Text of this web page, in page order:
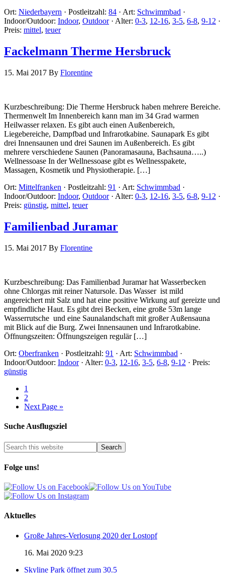
Ort: Niederbayern · Postleitzahl: 84 · Art: Schwimmbad ·
Indoor/Outdoor: Indoor, Outdoor· Alter: 0-3, 12-16, 3-5, 6-8, 9-12 ·
Preis: mittel, teuer
Fackelmann Therme Hersbruck
15. Mai 2017 By Florentine
Kurzbeschreibung: Die Therme Hersbruck haben mehrere Bereiche.
Thermenwelt Im Innenbereich kann man im 34 Grad warmen
Heilwasser relaxen. Es gibt auch einen Außenbereich,
Liegebereiche, Dampfbad und Infrarotkabine. Saunapark Es gibt
drei Innensaunen und drei Saunen im Außenbereich. Es gibt
mehrere verschiedene Saunen (Panoramasauna, Bachsauna…..)
Wellnessoase In der Wellnessoase gibt es Wellnesspakete,
Massagen, Kosmetik und Physiotherapie. […]
Ort: Mittelfranken · Postleitzahl: 91 · Art: Schwimmbad ·
Indoor/Outdoor: Indoor, Outdoor· Alter: 0-3, 12-16, 3-5, 6-8, 9-12 ·
Preis: günstig, mittel, teuer
Familienbad Juramar
15. Mai 2017 By Florentine
Kurzbeschreibung: Das Familienbad Juramar hat Wasserbecken
ohne Chlorgas mit reiner Natursole. Das Wasser ist mild
angereichert mit Salz und hat eine positive Wirkung auf gereizte und
empfindliche Haut. Es gibt drei Becken, eine große 53m lange
Wasserrutsche und eine Saunalandschaft mit großer Außensauna
mit Blick auf die Burg. Zwei Innensaunen und Infrarotkabine.
Öffnungszeiten: Öffnungszeigen regulär […]
Ort: Oberfranken · Postleitzahl: 91 · Art: Schwimmbad ·
Indoor/Outdoor: Indoor· Alter: 0-3, 12-16, 3-5, 6-8, 9-12 · Preis:
günstig
1
2
Next Page »
Suche Ausflugsziel
Folge uns!
Aktuelles
Große Jahres-Verlosung 2020 der Lostopf
16. Mai 2020 9:23
Skyline Park öffnet zum 30.5